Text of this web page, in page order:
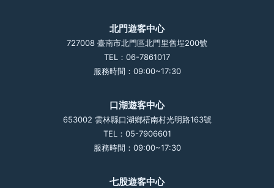
北門遊客中心
727008 臺南市北門區北門里舊埕200號
TEL：06-7861017
服務時間：09:00~17:30
口湖遊客中心
653002 雲林縣口湖鄉梧南村光明路163號
TEL：05-7906601
服務時間：09:00~17:30
七股遊客中心